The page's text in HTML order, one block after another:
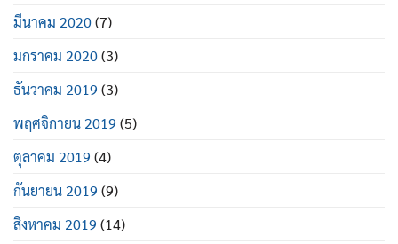
มีนาคม 2020(7)
มกราคม 2020(3)
ธันวาคม 2019 (3)
พฤศจิกายน 2019 (5)
ตุลาคม 2019 (4)
กันยายน 2019 (9)
สิงหาคม 2019 (14)